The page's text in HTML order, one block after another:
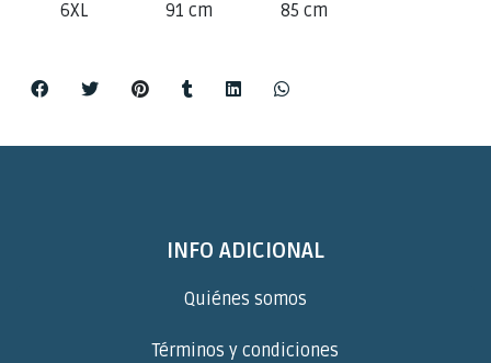
6XL
91 cm 85 cm
INFO ADICIONAL
Quiénes somos
Términos y condiciones